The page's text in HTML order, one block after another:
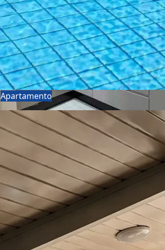
Apartamento